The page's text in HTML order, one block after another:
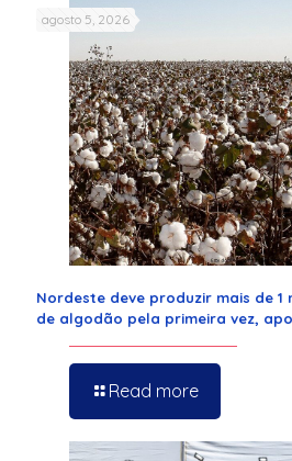
agosto 5, 2026
Nordeste deve produzir mais de
de algodão pela primeira vez,
Read more